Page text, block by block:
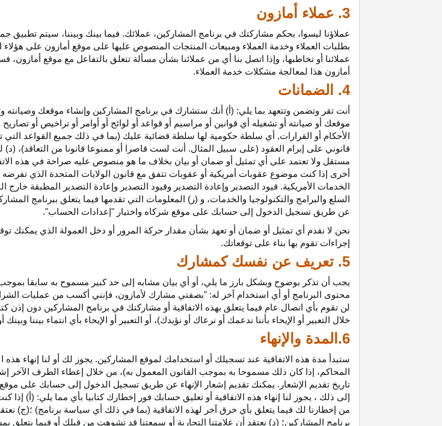
3. عملاء أمازون
عملاؤنا ليسوا، بحكم مشاركتك في برنامج المشاركين، عملائك. فيما بينك وبيننا، سيتم تطبيق
بطلبات العملاء وخدمة العملاء ومبيعات المنتجات المنصوص عليها على موقع أمازون على
عملائنا أو تخاطبها، وإذا اتصل بنا أي من عملائنا بشأن مسألة تتعلق بالتفاعل مع موقع
أمازون هذا لمعالجة مشكلات خدمة العملاء.
4. الضمانات
أنت تقر وتضمن وتتعهد بما يلي: (أ) أنك ستشارك في برنامج المشاركين وإنشاء موقعك وصيانته
موقعك أو صيانته أو تشغيله أي قوانين أو مراسيم أو قواعد أو لوائح أو أوامر أو تراخيص أو
الأحكام أو القرارات, أي سلطة حكومية لها سلطة قضائية عليك (بما في ذلك جميع القواعد التي
قانوني على إبرام العقود (على سبيل المثال. أنت لست قاصرا أو ممنوعا قانونا من التعاقد)،
مستقل ولا تعتمد على أي تمثيل أو ضمان أو بيان بخلاف ما هو منصوص عليه صراحة في هذه
أخرى إذا كنت موضوع عقوبات أمريكية أو عقوبات تتفق مع قانون الولايات المتحدة الذي
الخدمات الأمريكية. قيود التصدير وإعادة التصدير وقيود التصدير وإعادة التصدير المطبقة
السلع والبرامج والتكنولوجيا والخدمات، و (ز) المعلومات التي تقدمها فيما يتعلق ببرنامج
عن طريق تسجيل الدخول إلى حسابك على موقع شركاه واختيار "إعدادات الحساب".
نحن لا نقدم أي تمثيل أو ضمان أو تعهد بشأن مقدار حركة المرور أو دخل العمولة الذي يمكنك
إجراءات تقوم بها بناء على توقعاتك.
5. تعريف عن نفسك كمشارك
يجب أن تذكر بوضوح وبشكل بارز ما يلي، أو أي بيان مشابه إلى حد كبير مسموح به سابقا
محتوى البرنامج أو أي استخدام آخر له: "بصفتي مشارك لأمازون، فإنني أكسب من عمليات
لن تقوم بأي اتصال عام فيما يتعلق بهذه الاتفاقية أو مشاركتك في برنامج المشاركين دون
خلال التعبير أو الإيحاء بأننا ندعمك أو نرعاك أو نؤيدك)، أو التعبير أو الإيحاء بأي انتماء
6.المدة والإنهاء
ستبدأ مدة هذه الاتفاقية عند تسجيلك أو استخدامك لموقع المشاركين. يجوز لك أو لنا إنهاء
المحاكم، إذا كان ذلك مسموحا به بموجب القانون المعمول به)، من خلال إعطاء الطرف الآخر
تاريخ تقديم الإشعار. يمكنك تقديم إشعار الإنهاء عن طريق تسجيل الدخول إلى حسابك على
إلى ذلك ، يجوز لنا إنهاء هذه الاتفاقية أو تعليق حسابك فور إخطارك كتابيا بأي مما يلي: (أ)
من إخطارنا لك فيما يتعلق بأي خرق آخر لهذه الاتفاقية (بما في ذلك أي سياسة برنامج) ؛(ج)
برنامج المشاركين؛ (د) نعتقد أن علامتنا التجارية أو سمعتنا قد تشوهت من قبلك أو فيما